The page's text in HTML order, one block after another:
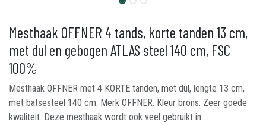
Mesthaak OFFNER 4 tands, korte tanden 13 cm,
met dul en gebogen ATLAS steel 140 cm, FSC
100%
Mesthaak OFFNER met 4 KORTE tanden, met dul, lengte 13 cm,
met batsesteel 140 cm. Merk OFFNER. Kleur brons. Zeer goede
kwaliteit. Deze mesthaak wordt ook veel gebruikt in